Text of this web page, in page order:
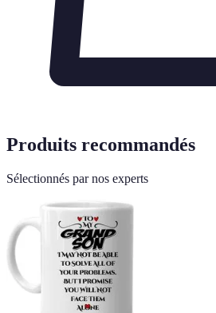
Produits recommandés
Sélectionnés par nos experts